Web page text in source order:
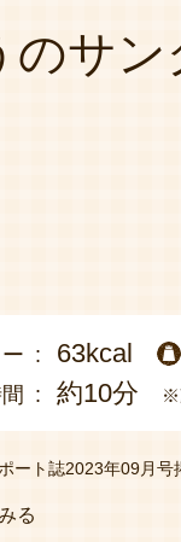
のサン
63kcal
約10分 ※
ート誌2023年09月号
る